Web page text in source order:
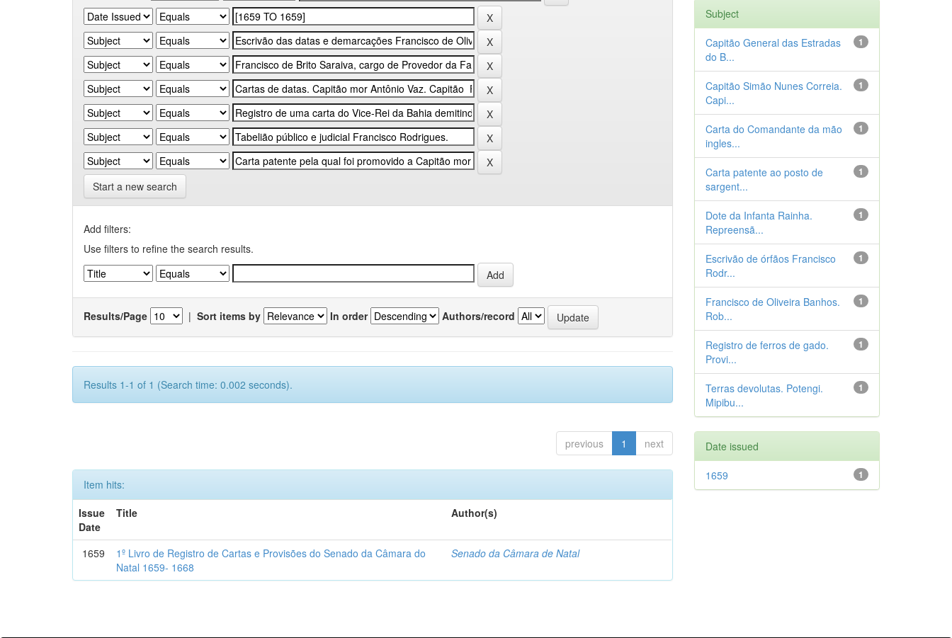
Start a new search
Add filters:
Use filters to refine the search results.
Results/Page | Sort items by In order Authors/record
Results 1-1 of 1 (Search time: 0.002 seconds).
previous 1 next
Item hits:
Issue
Date
Title Author(s)
1659
1º Livro de Registro de Cartas e Provisões do Senado da Câmara do
Natal 1659- 1668
Senado da Câmara de Natal
Subject
1
Capitão General das Estradas
do B...
1
Capitão Simão Nunes Correia.
Capi...
1
Carta do Comandante da mão
ingles...
1
Carta patente ao posto de
sargent...
1
Dote da Infanta Rainha.
Repreensã...
1
Escrivão de órfãos Francisco
Rodr...
1
Francisco de Oliveira Banhos.
Rob...
1
Registro de ferros de gado.
Provi...
1
Terras devolutas. Potengi.
Mipibu...
Date issued
1
1659